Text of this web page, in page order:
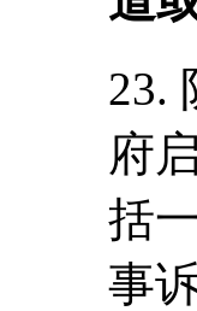
23.
府
括
事